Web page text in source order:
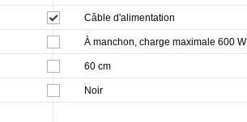
Câble d'alimentation
À manchon, charge maximale 600 W
60 cm
Noir